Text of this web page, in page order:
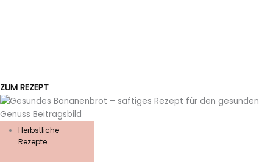
ZUM REZEPT
Herbstliche
Rezepte